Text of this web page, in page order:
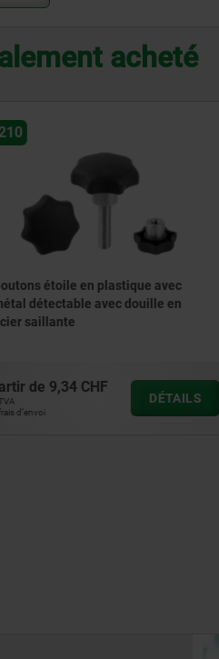
acheté
Poignée étoile quatre lobes plate
partir de2,64 CHF
TVA
frais d’envoi
DÉTAILS